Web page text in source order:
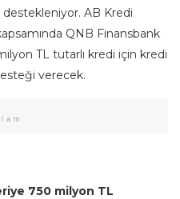
AB Kredi
QNB Finansbank
TL tutarlı kredi için kredi
verecek.
750 milyon TL